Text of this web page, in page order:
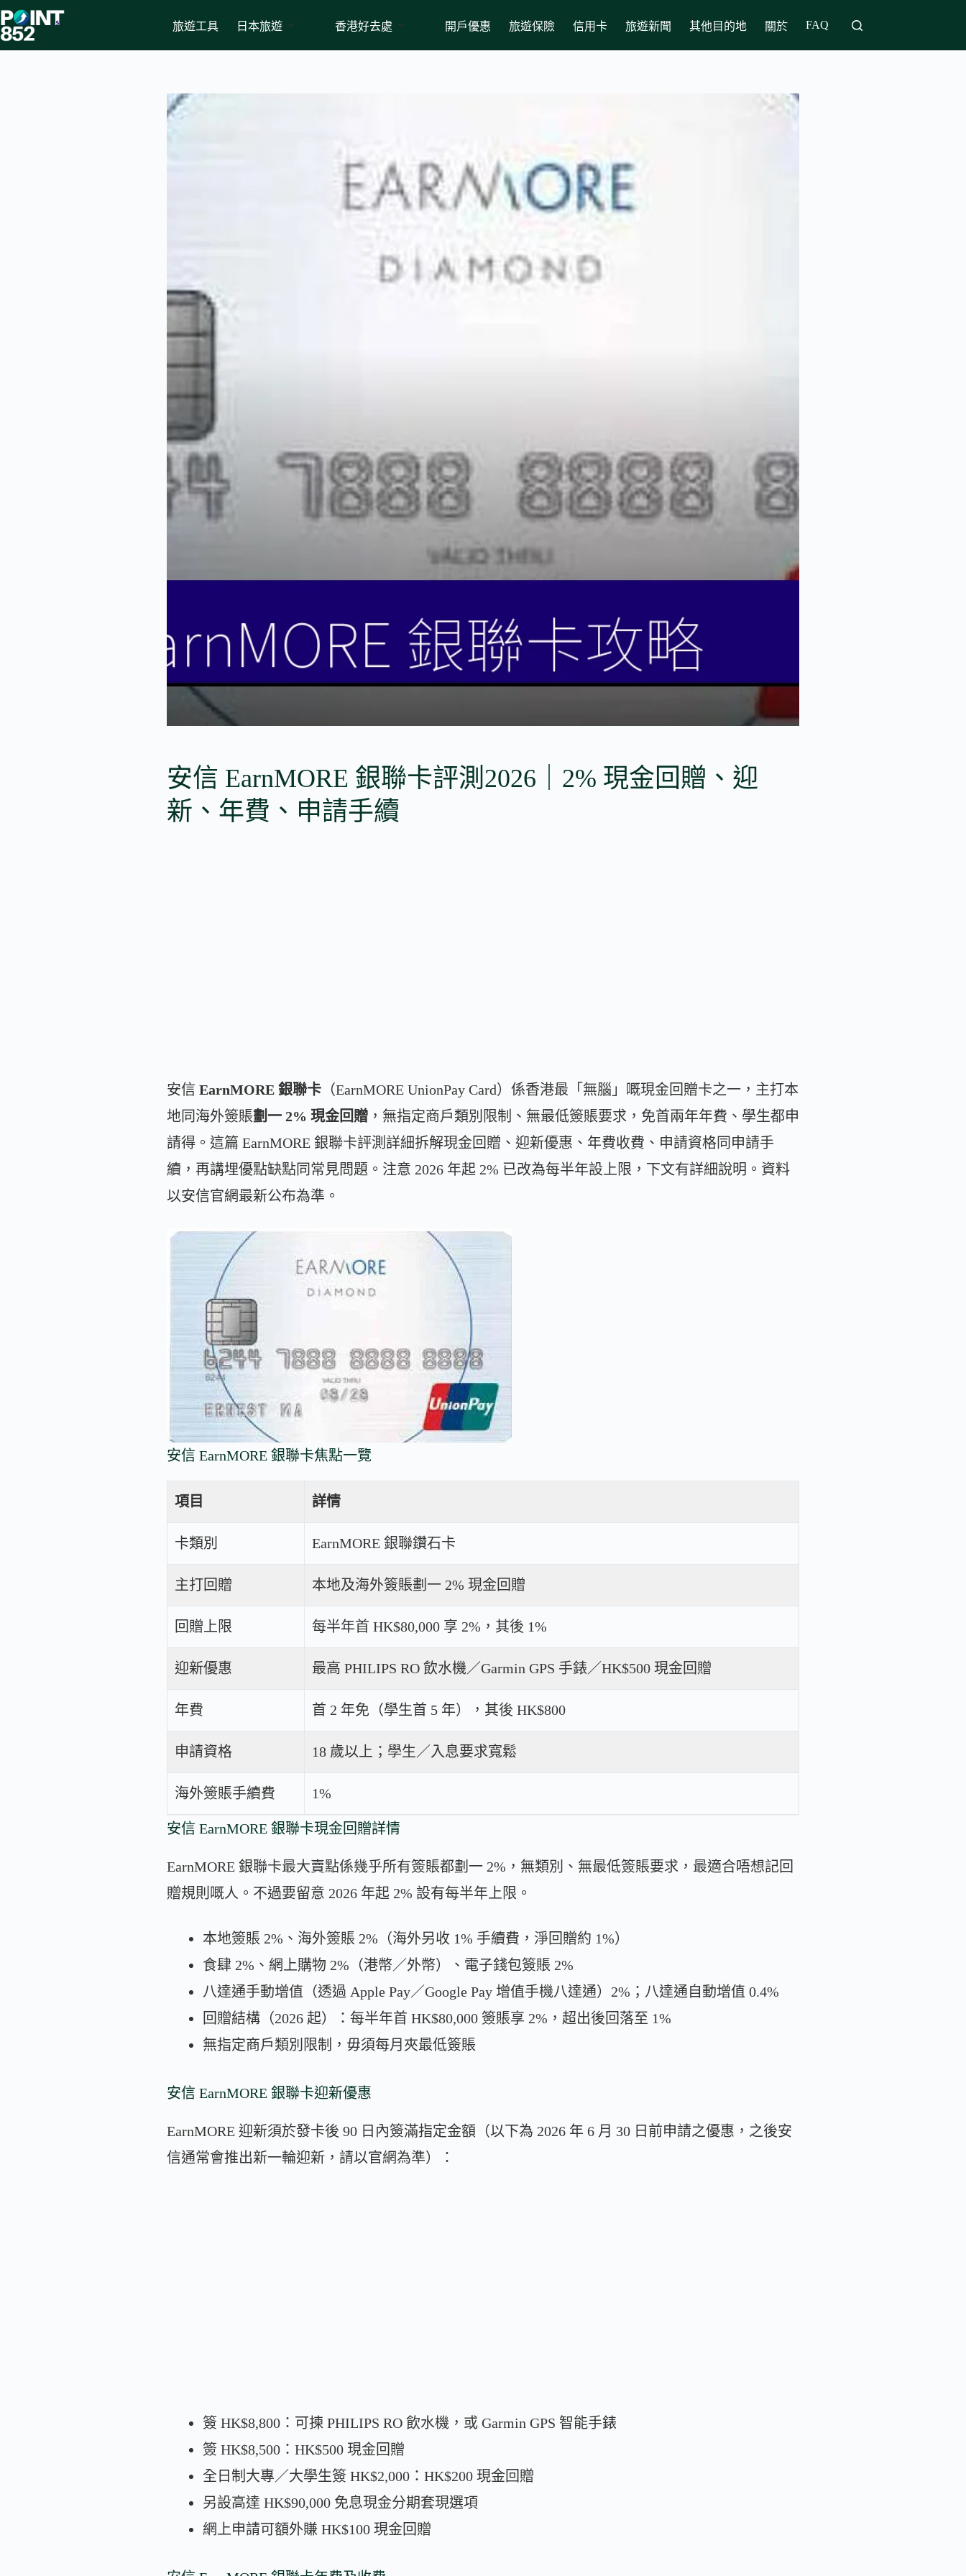
to
content
旅遊工具 日本旅遊 香港好去處 開戶優惠 旅遊保險 信用卡 旅遊新聞 其他目的地 關於 FAQ
安信 EarnMORE 銀聯卡評測2026｜2% 現金回贈、迎
新、年費、申請手續
安信 EarnMORE 銀聯卡 （EarnMORE UnionPay Card）係香港最「無腦」嘅現金回贈卡之一，主打本
地同海外簽賬劃一 2% 現金回贈 ，無指定商戶類別限制、無最低簽賬要求，免首兩年年費、學生都申
請得。這篇 EarnMORE 銀聯卡評測詳細拆解現金回贈、迎新優惠、年費收費、申請資格同申請手
續，再講埋優點缺點同常見問題。注意 2026 年起 2% 已改為每半年設上限，下文有詳細說明。資料
以安信官網最新公布為準。
安信 EarnMORE 銀聯卡焦點一覽
項目 詳情
卡類別 EarnMORE 銀聯鑽石卡
主打回贈 本地及海外簽賬劃一 2% 現金回贈
回贈上限 每半年首 HK$80,000 享 2%，其後 1%
迎新優惠 最高 PHILIPS RO 飲水機／Garmin GPS 手錶／HK$500 現金回贈
年費 首 2 年免（學生首 5 年），其後 HK$800
申請資格 18 歲以上；學生／入息要求寬鬆
海外簽賬手續費 1%
安信 EarnMORE 銀聯卡現金回贈詳情
EarnMORE 銀聯卡最大賣點係幾乎所有簽賬都劃一 2%，無類別、無最低簽賬要求，最適合唔想記回
贈規則嘅人。不過要留意 2026 年起 2% 設有每半年上限。
本地簽賬 2%、海外簽賬 2%（海外另收 1% 手續費，淨回贈約 1%）
食肆 2%、網上購物 2%（港幣／外幣）、電子錢包簽賬 2%
八達通手動增值（透過 Apple Pay／Google Pay 增值手機八達通）2%；八達通自動增值 0.4%
回贈結構（2026 起）：每半年首 HK$80,000 簽賬享 2%，超出後回落至 1%
無指定商戶類別限制，毋須每月夾最低簽賬
安信 EarnMORE 銀聯卡迎新優惠
EarnMORE 迎新須於發卡後 90 日內簽滿指定金額（以下為 2026 年 6 月 30 日前申請之優惠，之後安
信通常會推出新一輪迎新，請以官網為準）：
簽 HK$8,800：可揀 PHILIPS RO 飲水機，或 Garmin GPS 智能手錶
簽 HK$8,500：HK$500 現金回贈
全日制大專／大學生簽 HK$2,000：HK$200 現金回贈
另設高達 HK$90,000 免息現金分期套現選項
網上申請可額外賺 HK$100 現金回贈